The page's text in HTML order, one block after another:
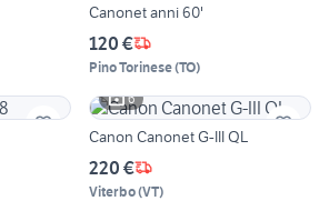
Canonet anni 60'
120 €
Pino Torinese(TO)
6
Canon Canonet G-III QL
220 €
Viterbo(VT)